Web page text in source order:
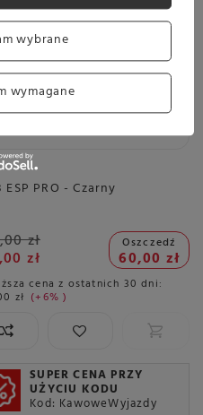
Wysyłkajeszcze dzisiaj
Towar dostępny w magazynie
Darmowa dostawa
PRO - Czarny
zł
zł
Oszczedź
60,00 zł
cena z ostatnich 30 dni:
zł +6%
SUPER CENA PRZY
UŻYCIU KODU
Kod: KawoweWyjazdy
wybrane
wymagane